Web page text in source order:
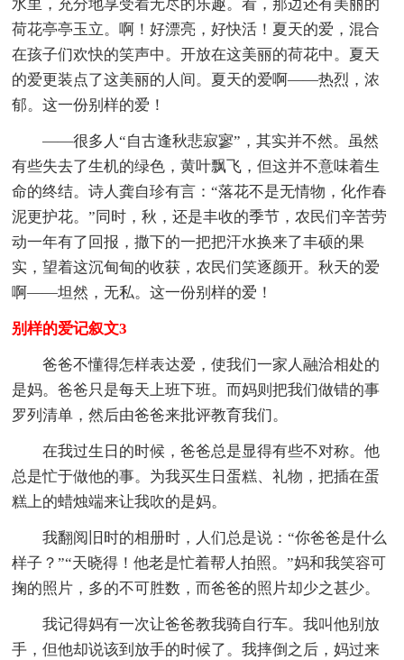
水里，充分地享受着无尽的乐趣。看，那边还有美丽的
荷花亭亭玉立。啊！好漂亮，好快活！夏天的爱，混合
在孩子们欢快的笑声中。开放在这美丽的荷花中。夏天
的爱更装点了这美丽的人间。夏天的爱啊——热烈，浓
郁。这一份别样的爱！
——很多人“自古逢秋悲寂寥”，其实并不然。虽然
有些失去了生机的绿色，黄叶飘飞，但这并不意味着生
命的终结。诗人龚自珍有言：“落花不是无情物，化作春
泥更护花。”同时，秋，还是丰收的季节，农民们辛苦劳
动一年有了回报，撒下的一把把汗水换来了丰硕的果
实，望着这沉甸甸的收获，农民们笑逐颜开。秋天的爱
啊——坦然，无私。这一份别样的爱！
别样的爱记叙文3
爸爸不懂得怎样表达爱，使我们一家人融洽相处的
是妈。爸爸只是每天上班下班。而妈则把我们做错的事
罗列清单，然后由爸爸来批评教育我们。
在我过生日的时候，爸爸总是显得有些不对称。他
总是忙于做他的事。为我买生日蛋糕、礼物，把插在蛋
糕上的蜡烛端来让我吹的是妈。
我翻阅旧时的相册时，人们总是说：“你爸爸是什么
样子？”“天晓得！他老是忙着帮人拍照。”妈和我笑容可
掬的照片，多的不可胜数，而爸爸的照片却少之甚少。
我记得妈有一次让爸爸教我骑自行车。我叫他别放
手，但他却说该到放手的时候了。我摔倒之后，妈过来